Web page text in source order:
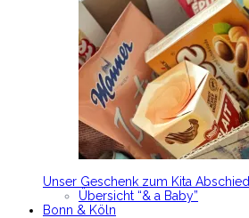
Unser Geschenk zum Kita Abschied
Übersicht “& a Baby”
Bonn & Köln